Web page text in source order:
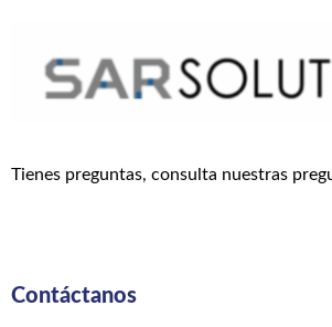
Tienes preguntas, consulta nuestras
Contáctanos